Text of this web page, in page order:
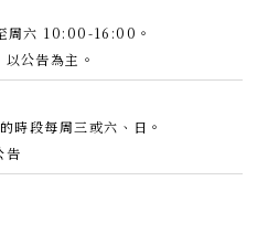
周六 10:00-16:00。
公告為主。
時段每周三或六、日。
告